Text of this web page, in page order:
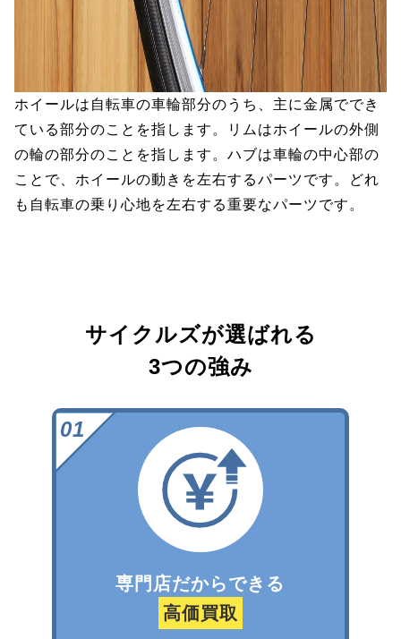
ホイールは自転車の車輪部分のうち、主に金属ででき
ている部分のことを指します。リムはホイールの外側
の輪の部分のことを指します。ハブは車輪の中心部の
ことで、ホイールの動きを左右するパーツです。どれ
も自転車の乗り心地を左右する重要なパーツです。
サイクルズが選ばれる
3つの強み
専門店だからできる
高価買取